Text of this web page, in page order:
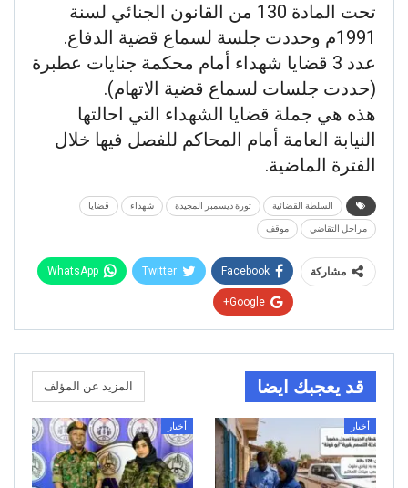
تحت المادة 130 من القانون الجنائي لسنة
1991م وحددت جلسة لسماع قضية الدفاع.
عدد 3 قضايا شهداء أمام محكمة جنايات عطبرة
(حددت جلسات لسماع قضية الاتهام).
هذه هي جملة قضايا الشهداء التي احالتها
النيابة العامة أمام المحاكم للفصل فيها خلال
الفترة الماضية.
السلطة القضائية ثورة ديسمبر المجيدة شهداء قضايا
مراحل التقاضي موقف
مشاركة Facebook
Twitter
WhatsApp
Google+
قد يعجبك ايضا المزيد عن المؤلف
أخبار أخبار